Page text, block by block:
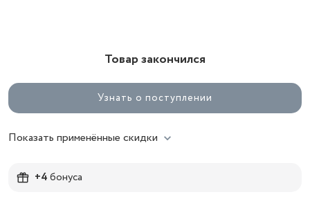
Товар закончился
Узнать о поступлении
Показать применённые скидки
+4бонуса